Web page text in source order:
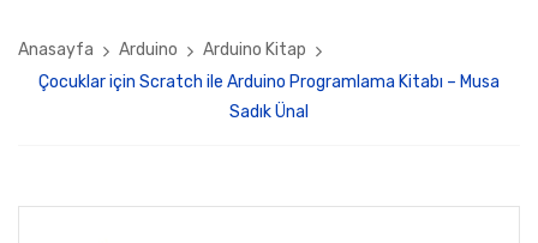
Anasayfa Arduino
Arduino Kitap
Çocuklar için Scratch ile Arduino Programlama Kitabı – Musa
Sadık Ünal